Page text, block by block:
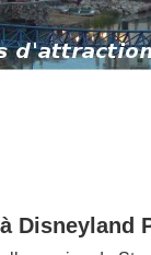
Disneyland